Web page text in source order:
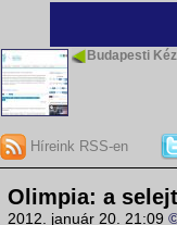
Budapesti
Híreink RSS-en
Olimpia: a
2012. január 20. 21:09